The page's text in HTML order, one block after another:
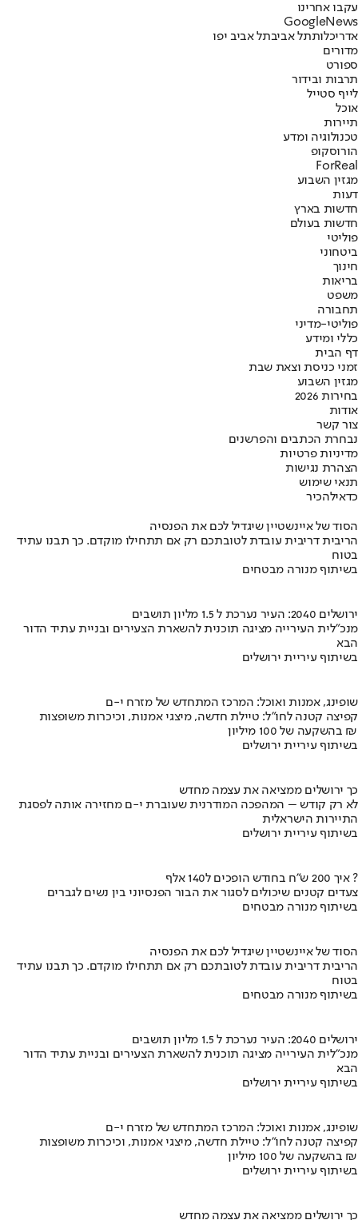
עקבו אחרינו
Googl eNews
אדריכלותתל אביבתל אביב יפו
מדורים
ספורט
תרבות ובידור
לייף סטייל
אוכל
תיירות
טכנולוגיה ומדע
הורוסקופ
ForReal
מגזין השבוע
דעות
חדשות בארץ
חדשות בעולם
פוליטי
ביטחוני
חינוך
בריאות
משפט
תחבורה
פוליטי-מדיני
כללי ומידע
דף הבית
זמני כניסת וצאת שבת
מגזין השבוע
בחירות 2026
אודות
צור קשר
נבחרת הכתבים והפרשנים
מדיניות פרטיות
הצהרת נגישות
תנאי שימוש
כדאילהכיר
הסוד של איינשטיין שיגדיל לכם את הפנסיה
הריבית דריבית עובדת לטובתכם רק אם תתחילו מוקדם. כך תבנו עתיד
בטוח
בשיתוף מנורה מבטחים
ירושלים 2040: העיר נערכת ל 1.5 מליון תושבים
מנכ"לית העירייה מציגה תוכנית להשארת הצעירים ובניית עתיד הדור
הבא
בשיתוף עיריית ירושלים
שופינג, אמנות ואוכל: המרכז המתחדש של מזרח י-ם
קפיצה קטנה לחו"ל: טיילת חדשה, מיצגי אמנות, וכיכרות משופצות
בהשקעה של 100 מיליון ₪
בשיתוף עיריית ירושלים
כך ירושלים ממציאה את עצמה מחדש
לא רק קודש – המהפכה המודרנית שעוברת י-ם מחזירה אותה לפסגת
התיירות הישראלית
בשיתוף עיריית ירושלים
איך 200 ש"ח בחודש הופכים ל140 אלף ?
צעדים קטנים שיכולים לסגור את הבור הפנסיוני בין נשים לגברים
בשיתוף מנורה מבטחים
הסוד של איינשטיין שיגדיל לכם את הפנסיה
הריבית דריבית עובדת לטובתכם רק אם תתחילו מוקדם. כך תבנו עתיד
בטוח
בשיתוף מנורה מבטחים
ירושלים 2040: העיר נערכת ל 1.5 מליון תושבים
מנכ"לית העירייה מציגה תוכנית להשארת הצעירים ובניית עתיד הדור
הבא
בשיתוף עיריית ירושלים
שופינג, אמנות ואוכל: המרכז המתחדש של מזרח י-ם
קפיצה קטנה לחו"ל: טיילת חדשה, מיצגי אמנות, וכיכרות משופצות
בהשקעה של 100 מיליון ₪
בשיתוף עיריית ירושלים
כך ירושלים ממציאה את עצמה מחדש